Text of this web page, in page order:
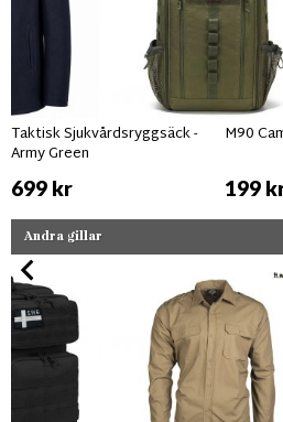
Taktisk Sjukvårdsryggsäck -
Army Green
699 kr
M90
199
Andra gillar